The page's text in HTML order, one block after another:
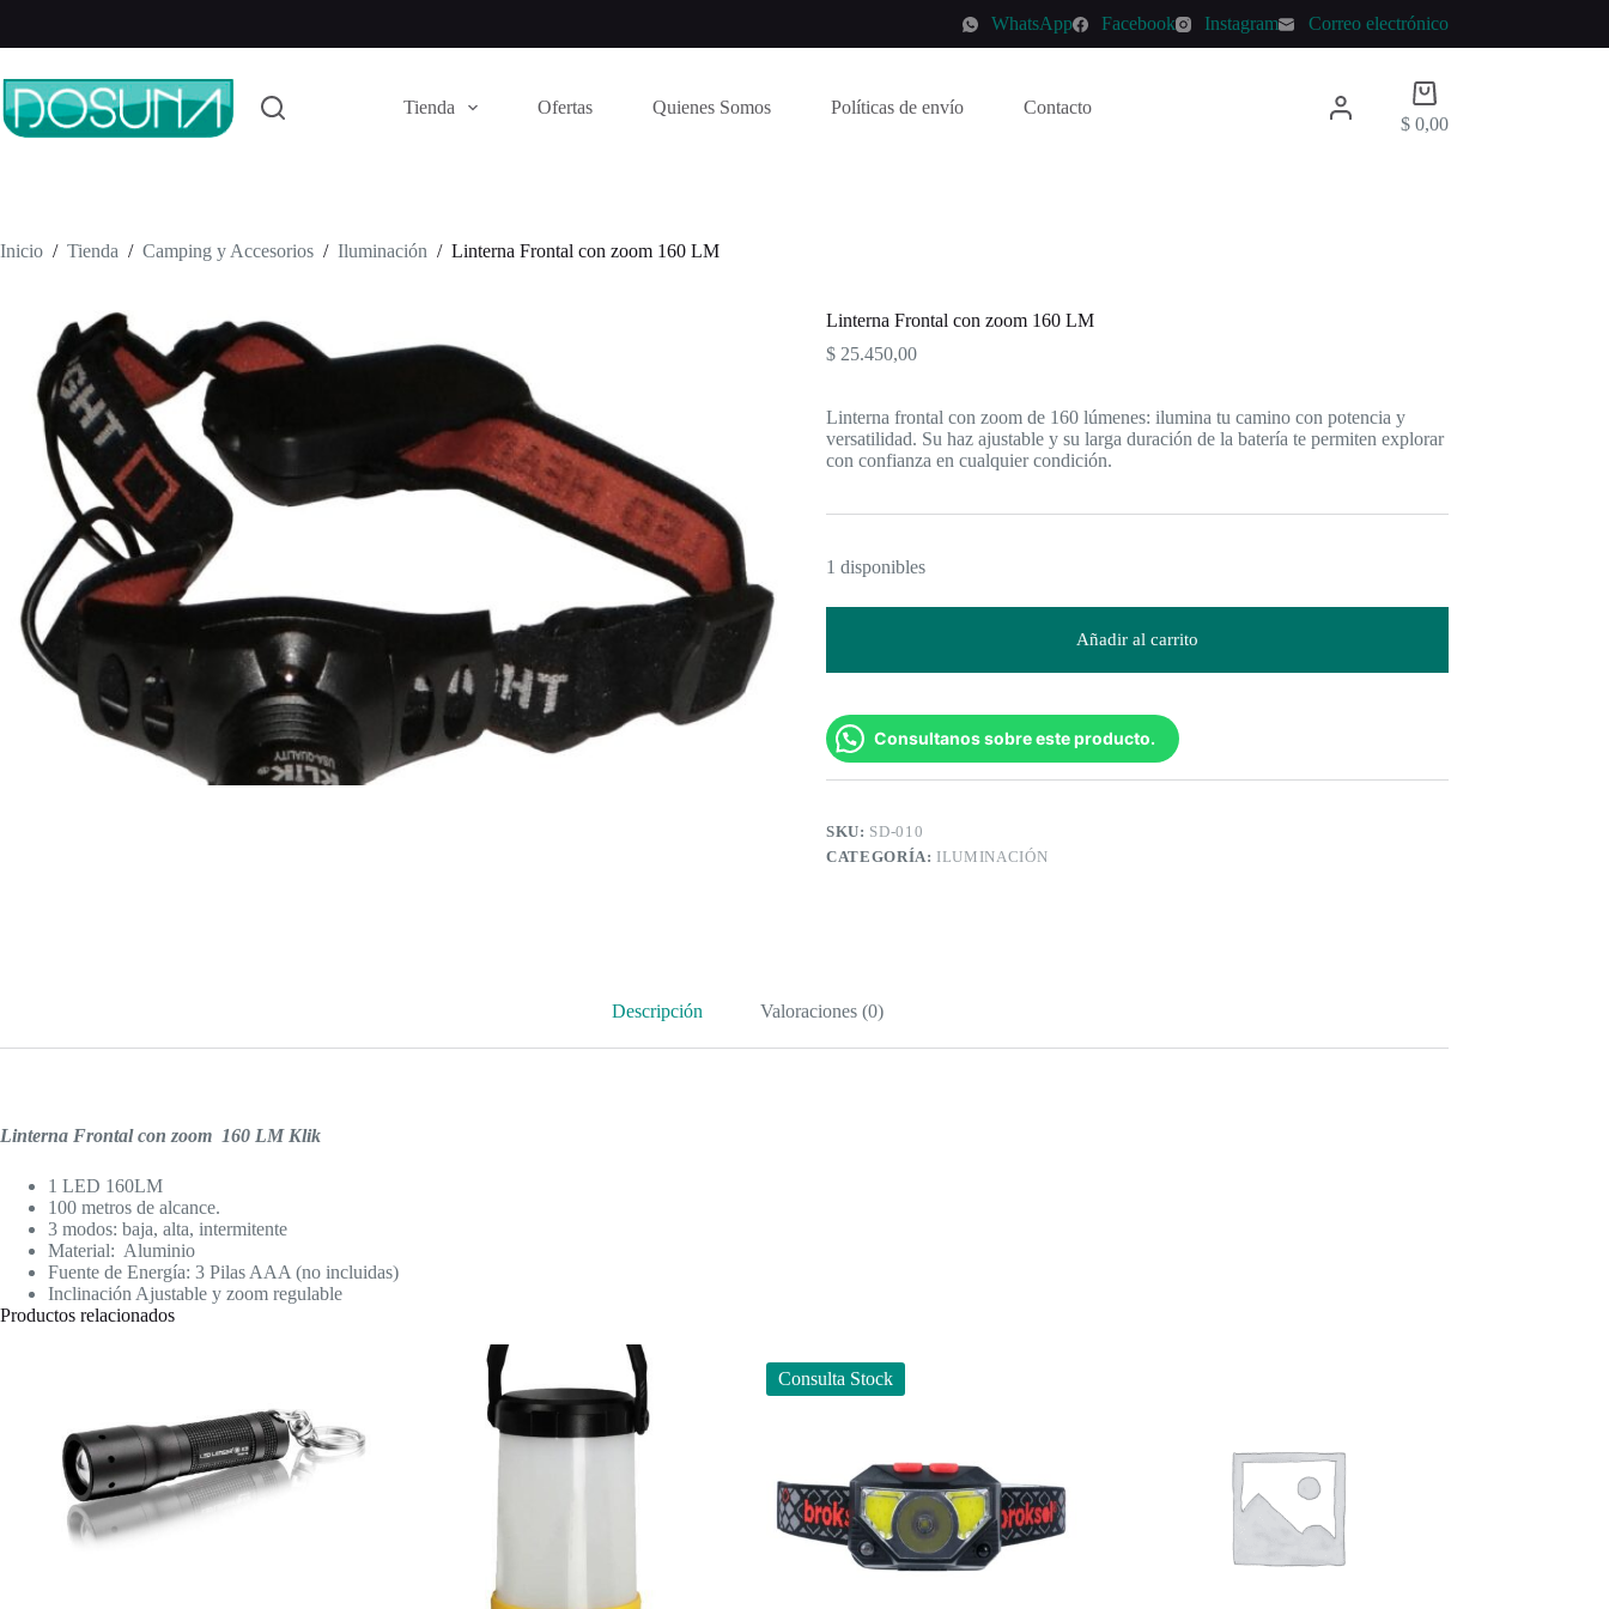
contenido
WhatsApp Facebook Instagram Correo electrónico
Tienda Ofertas Quienes Somos Políticas de envío Contacto
Carro
de
compra
$0,00
Inicio / Tienda / Camping y Accesorios / Iluminación / Linterna Frontal con zoom 160 LM
Linterna Frontal con zoom 160 LM
$ 25.450,00
Linterna frontal con zoom de 160 lúmenes: ilumina tu camino con potencia y
versatilidad. Su haz ajustable y su larga duración de la batería te permiten explorar
con confianza en cualquier condición.
1 disponibles
Añadir al carrito
Consultanos sobre este producto.
SKU: SD-010
CATEGORÍA: ILUMINACIÓN
Descripción Valoraciones (0)
Linterna Frontal con zoom 160 LM Klik
1 LED 160LM
100 metros de alcance.
3 modos: baja, alta, intermitente
Material: Aluminio
Fuente de Energía: 3 Pilas AAA (no incluidas)
Inclinación Ajustable y zoom regulable
Productos relacionados
Consulta Stock